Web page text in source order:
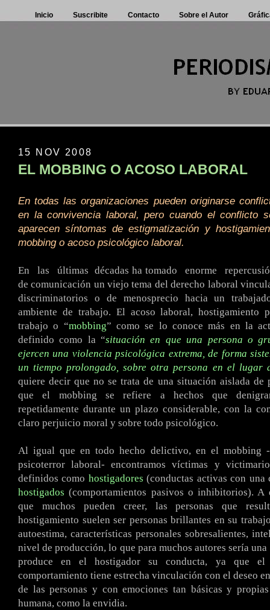
Inicio Suscribite Contacto Sobre el Autor
15 NOV 2008
EL MOBBING O ACOSO LABORAL
En todas las organizaciones pueden originarse
en la convivencia laboral, pero cuando el conflicto
aparecen síntomas de estigmatización y
mobbing o acoso psicológico laboral.
En las últimas décadas ha tomado ..enorme ..
de comunicación un viejo tema del derecho laboral
discriminatorios o de menosprecio hacia un
ambiente de trabajo. El acoso laboral, hostigamiento
trabajo o “mobbing” como se lo conoce más en la
definido como la “situación en que una persona o
ejercen una violencia psicológica extrema, de forma
un tiempo prolongado, sobre otra persona en el lugar
quiere decir que no se trata de una situación aislada de
que el mobbing se refiere a hechos que
repetidamente durante un plazo considerable, con la
claro perjuicio moral y sobre todo psicológico.
Al igual que en todo hecho delictivo, en el mobbing -
psicoterror laboral- encontramos víctimas y
definidos como hostigadores (conductas activas con
hostigados (comportamientos pasivos o inhibitorios). A
que muchos pueden creer, las personas que
hostigamiento suelen ser personas brillantes en su
autoestima, características personales sobresalientes,
nivel de producción, lo que para muchos autores sería una
produce en el hostigador su conducta, ya que
comportamiento tiene estrecha vinculación con el deseo
de las personas y con emociones tan básicas y
humana, como la envidia.